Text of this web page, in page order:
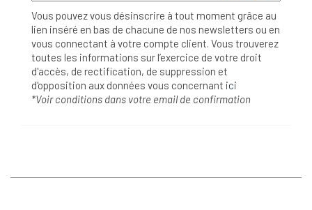
Vous pouvez vous désinscrire à tout moment grâce au
lien inséré en bas de chacune de nos newsletters ou en
vous connectant à votre compte client. Vous trouverez
toutes les informations sur l’exercice de votre droit
d'accès, de rectification, de suppression et
d'opposition aux données vous concernant ici
*Voir conditions dans votre email de confirmation